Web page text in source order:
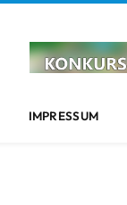
IMPRESSUM